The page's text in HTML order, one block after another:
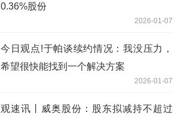
0.36%股份
2026-01-07
今日观点!于帕谈续约情况：我没压力，
希望很快能找到一个解决方案
2026-01-07
观速讯丨威奥股份：股东拟减持不超过